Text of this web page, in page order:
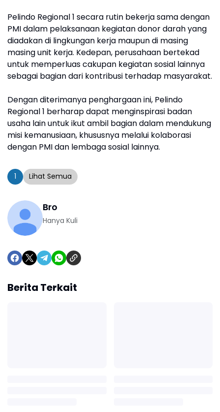
Pelindo Regional 1 secara rutin bekerja sama dengan
PMI dalam pelaksanaan kegiatan donor darah yang
diadakan di lingkungan kerja maupun di masing
masing unit kerja. Kedepan, perusahaan bertekad
untuk memperluas cakupan kegiatan sosial lainnya
sebagai bagian dari kontribusi terhadap masyarakat.
Dengan diterimanya penghargaan ini, Pelindo
Regional 1 berharap dapat menginspirasi badan
usaha lain untuk ikut ambil bagian dalam mendukung
misi kemanusiaan, khususnya melalui kolaborasi
dengan PMI dan lembaga sosial lainnya.
1 Lihat Semua
Bro
Hanya Kuli
Berita Terkait